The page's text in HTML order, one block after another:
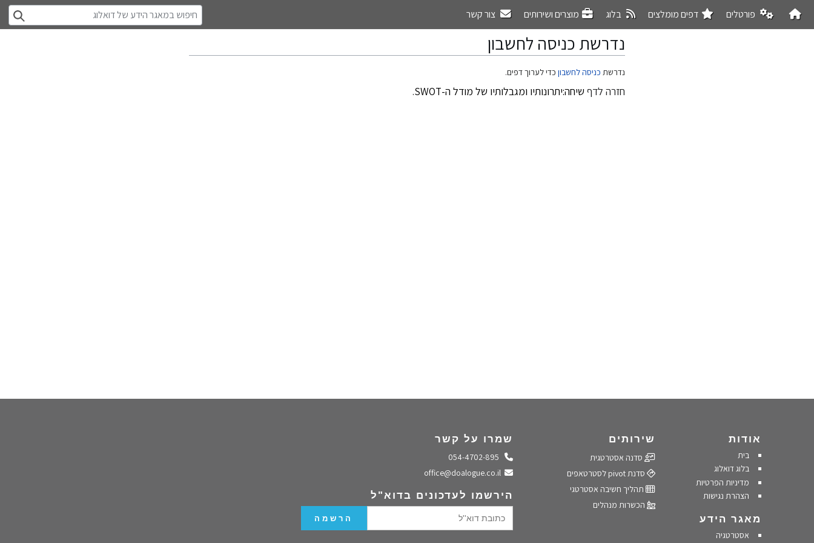
פורטלים דפים מומלצים בלוג מוצרים ושירותים צור קשר
נדרשת כניסה לחשבון
קפיצה
קפיצה
נדרשת כניסה לחשבון כדי לערוך דפים.
חזרה לדף שיחה:יתרונותיו ומגבלותיו של מודל ה-SWOT .
אודות
בית
בלוג דואלוג
מדיניות הפרטיות
הצהרת נגישות
מאגר הידע
אסטרטגיה
שירותים
סדנה אסטרטגית
סדנת pivot לסטרטאפים
תהליך חשיבה אסטרטגי
הכשרות מנהלים
שמרו על קשר
התקשרו אלינו
שלחו מייל
הירשמו לעדכונים בדוא"ל